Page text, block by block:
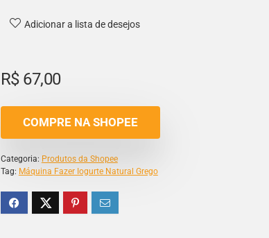
Adicionar a lista de desejos
R$67,00
COMPRE NA SHOPEE
Categoria: Produtos da Shopee
Tag: Máquina Fazer Iogurte Natural Grego